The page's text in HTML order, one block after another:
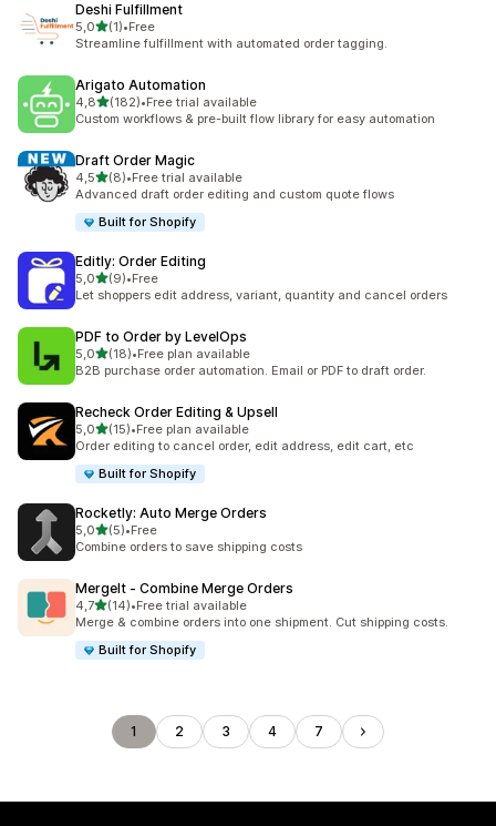
Deshi Fulfillment
5,0de 5 estrelas
(1)
1 total de avaliações
•Free
Streamline fulfillment with automated order tagging.
Arigato Automation
4,8de 5 estrelas
(182)
182 total de avaliações
•Free trial available
Custom workflows & pre-built flow library for easy automation
Draft Order Magic
4,5de 5 estrelas
(8)
8 total de avaliações
•Free trial available
Advanced draft order editing and custom quote flows
Built for Shopify
Editly: Order Editing
5,0de 5 estrelas
(9)
9 total de avaliações
•Free
Let shoppers edit address, variant, quantity and cancel orders
PDF to Order by LevelOps
5,0de 5 estrelas
(18)
18 total de avaliações
•Free plan available
B2B purchase order automation. Email or PDF to draft order.
Recheck Order Editing & Upsell
5,0de 5 estrelas
(15)
15 total de avaliações
•Free plan available
Order editing to cancel order, edit address, edit cart, etc
Built for Shopify
Rocketly: Auto Merge Orders
5,0de 5 estrelas
(5)
5 total de avaliações
•Free
Combine orders to save shipping costs
MergeIt ‑ Combine Merge Orders
4,7de 5 estrelas
(14)
14 total de avaliações
•Free trial available
Merge & combine orders into one shipment. Cut shipping costs.
Built for Shopify
1 2 3 4 7